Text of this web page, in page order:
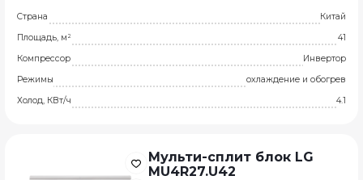
Страна
Китай
Площадь, м²
41
Компрессор
Инвертор
Режимы
охлаждение и обогрев
Холод, КВт/ч
4.1
Мульти-сплит блок LG
MU4R27.U42